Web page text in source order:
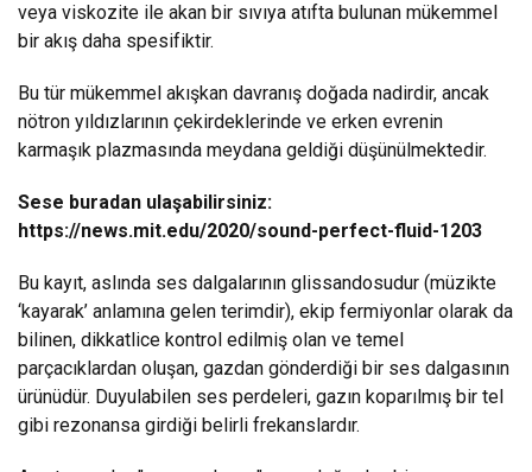
veya viskozite ile akan bir sıvıya atıfta bulunan mükemmel
bir akış daha spesifiktir.
Bu tür mükemmel akışkan davranış doğada nadirdir, ancak
nötron yıldızlarının çekirdeklerinde ve erken evrenin
karmaşık plazmasında meydana geldiği düşünülmektedir.
Sese buradan ulaşabilirsiniz:
https://news.mit.edu/2020/sound-perfect-fluid-1203
Bu kayıt, aslında ses dalgalarının glissandosudur (müzikte
‘kayarak’ anlamına gelen terimdir), ekip fermiyonlar olarak da
bilinen, dikkatlice kontrol edilmiş olan ve temel
parçacıklardan oluşan, gazdan gönderdiği bir ses dalgasının
ürünüdür. Duyulabilen ses perdeleri, gazın koparılmış bir tel
gibi rezonansa girdiği belirli frekanslardır.